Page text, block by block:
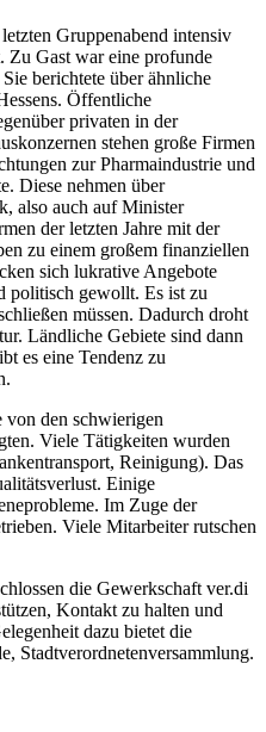
Gruppenabend intensiv
Zu Gast war eine profunde
berichtete über ähnliche
Öffentliche
privaten in der
stehen große Firmen
zur Pharmaindustrie und
Diese nehmen über
also auch auf Minister
der letzten Jahre mit der
zu einem großem finanziellen
sich lukrative Angebote
politisch gewollt. Es ist zu
müssen. Dadurch droht
Ländliche Gebiete sind dann
es eine Tendenz zu
den schwierigen
Viele Tätigkeiten wurden
Reinigung). Das
Einige
Im Zuge der
Viele Mitarbeiter rutschen
die Gewerkschaft ver.di
Kontakt zu halten und
dazu bietet die
Stadtverordnetenversammlung.